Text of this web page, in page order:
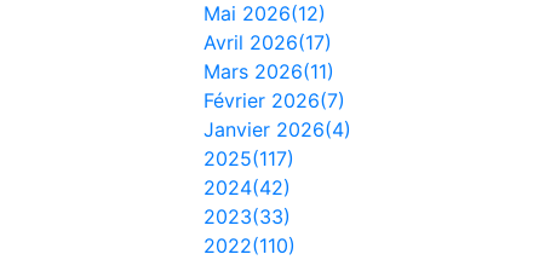
Mai 2026(12)
Avril 2026(17)
Mars 2026(11)
Février 2026(7)
Janvier 2026(4)
2025(117)
2024(42)
2023(33)
2022(110)